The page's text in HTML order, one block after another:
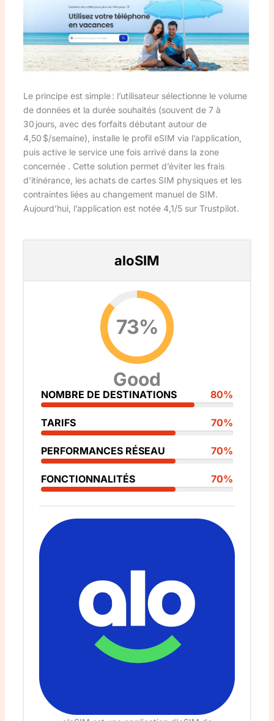
Le principe est simple : l’utilisateur sélectionne le volume
de données et la durée souhaités (souvent de 7 à
30 jours, avec des forfaits débutant autour de
4,50 $/semaine), installe le profil eSIM via l’application,
puis active le service une fois arrivé dans la zone
concernée . Cette solution permet d’éviter les frais
d’itinérance, les achats de cartes SIM physiques et les
contraintes liées au changement manuel de SIM.
Aujourd’hui, l’application est notée 4,1/5 sur Trustpilot.
aloSIM
73%
Good
NOMBRE DE DESTINATIONS 80%
TARIFS 70%
PERFORMANCES RÉSEAU 70%
FONCTIONNALITÉS 70%